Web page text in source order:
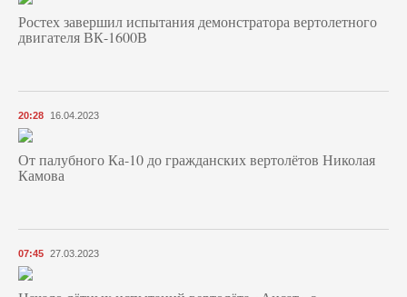
Ростех завершил испытания демонстратора вертолетного
двигателя ВК-1600В
20:28 16.04.2023
От палубного Ка-10 до гражданских вертолётов Николая
Камова
07:45 27.03.2023